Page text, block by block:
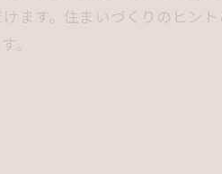
ます。住まいづくりのヒン
。